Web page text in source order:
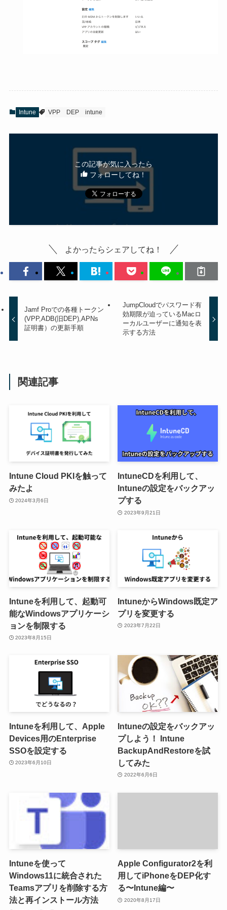
Intune VPP DEP intune
この記事が気に入ったら
フォローしてね！
よかったらシェアしてね！
Jamf Proでの各種トークン
(VPP,ADB(旧DEP),APNs
証明書）の更新手順
JumpCloudでパスワード有
効期限が迫っているMacロ
ーカルユーザーに通知を表
示する方法
関連記事
Intune Cloud PKIを触って
みたよ
2024年3月6日
IntuneCDを利用して、
Intuneの設定をバックアッ
プする
2023年9月21日
Intuneを利用して、起動可
能なWindowsアプリケーシ
ョンを制限する
2023年8月15日
IntuneからWindows既定ア
プリを変更する
2023年7月22日
Intuneを利用して、Apple
Devices用のEnterprise
SSOを設定する
2023年6月10日
Intuneの設定をバックアッ
プしよう！ Intune
BackupAndRestoreを試
してみた
2022年6月6日
Intuneを使って
Windows11に統合された
Teamsアプリを削除する方
法と再インストール方法
Apple Configurator2を利
用してiPhoneをDEP化す
る〜Intune編〜
2020年8月17日